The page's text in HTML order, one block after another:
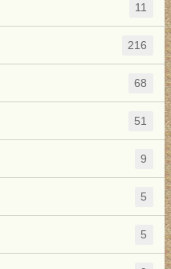
11
216
68
51
9
5
5